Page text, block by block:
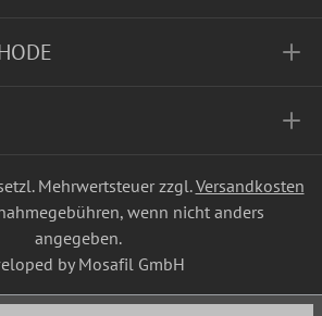
Mehrwertsteuer zzgl.Versandkosten
wenn nicht anders
angegeben.
by Mosafil GmbH